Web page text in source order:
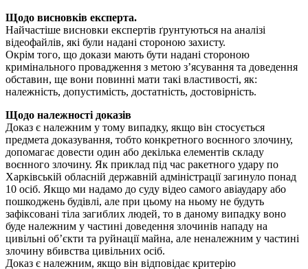
Щодо висновків експерта.
Найчастіше висновки експертів ґрунтуються на аналізі
відеофайлів, які були надані стороною захисту.
Окрім того, що докази мають бути надані стороною
кримінального провадження з метою з’ясування та доведення
обставин, ще вони повинні мати такі властивості, як:
належність, допустимість, достатність, достовірність.
Щодо належності доказів
Доказ є належним у тому випадку, якщо він стосується
предмета доказування, тобто конкретного воєнного злочину,
допомагає довести один або декілька елементів складу
воєнного злочину. Як приклад під час ракетного удару по
Харківській обласній державній адміністрації загинуло понад
10 осіб. Якщо ми надамо до суду відео самого авіаудару або
пошкоджень будівлі, але при цьому на ньому не будуть
зафіксовані тіла загиблих людей, то в даному випадку воно
буде належним у частині доведення злочинів нападу на
цивільні об’єкти та руйнації майна, але неналежним у частині
злочину вбивства цивільних осіб.
Доказ є належним, якщо він відповідає критерію